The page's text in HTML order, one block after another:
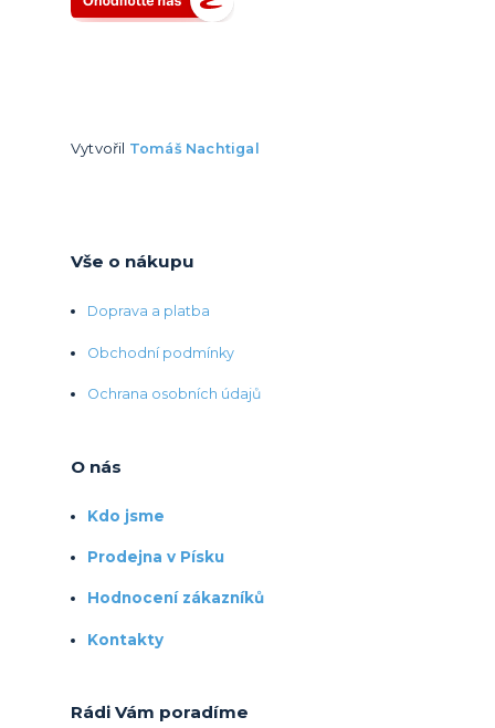
Vytvořil Tomáš Nachtigal
Vše o nákupu
Doprava a platba
Obchodní podmínky
Ochrana osobních údajů
O nás
Kdo jsme
Prodejna v Písku
Hodnocení zákazníků
Kontakty
Rádi Vám poradíme